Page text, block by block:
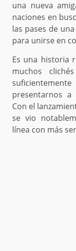
una nueva
naciones en
las pases de
para unirse en
Es una historia
muchos
presentarnos a
Con el
se vio
línea con más